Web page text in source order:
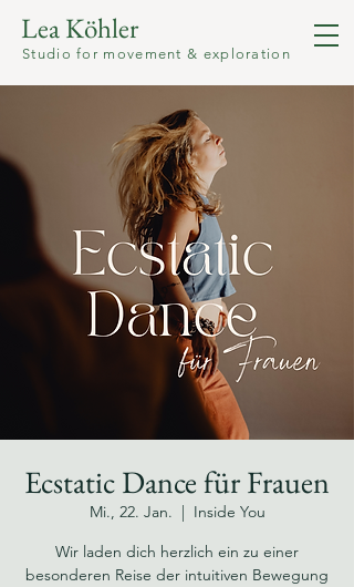
Lea Köhler
Studio for movement & exploration
Ecstatic Dance für Frauen
Mi., 22. Jan.
  |
Inside You
Wir laden dich herzlich ein zu einer
besonderen Reise der intuitiven Bewegung